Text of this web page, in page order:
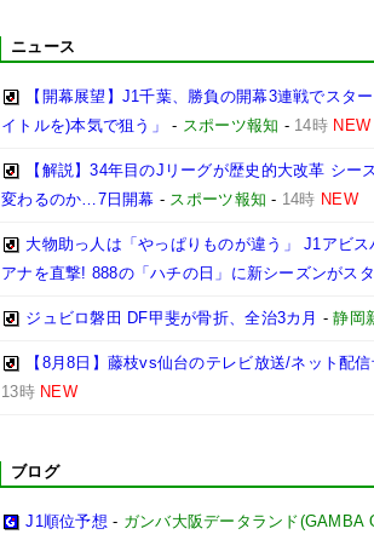
ニュース
【開幕展望】J1千葉、勝負の開幕3連戦でスタ
イトルを)本気で狙う」
- スポーツ報知 - 14時 NEW
【解説】34年目のJリーグが歴史的大改革 シ
変わるのか…7日開幕 - スポーツ報知 - 14時 NEW
大物助っ人は「やっぱりものが違う」 J1アビ
アナを直撃! 888の「ハチの日」に新シーズンがス
ジュビロ磐田 DF甲斐が骨折、全治3カ月 -静岡
【8月8日】藤枝vs仙台のテレビ放送/ネット配
13時 NEW
ブログ
J1順位予想 - ガンバ大阪データランド(GAMBA